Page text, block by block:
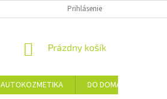
Prihlásenie
NÁKUPNÝ
Prázdny košík
AUTOKOZMETIKA
DO DOMÁCNOSTI